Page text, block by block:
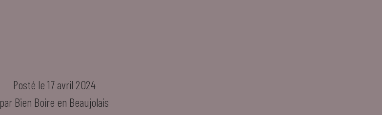
Posté le 17 avril 2024
par Bien Boire en Beaujolais